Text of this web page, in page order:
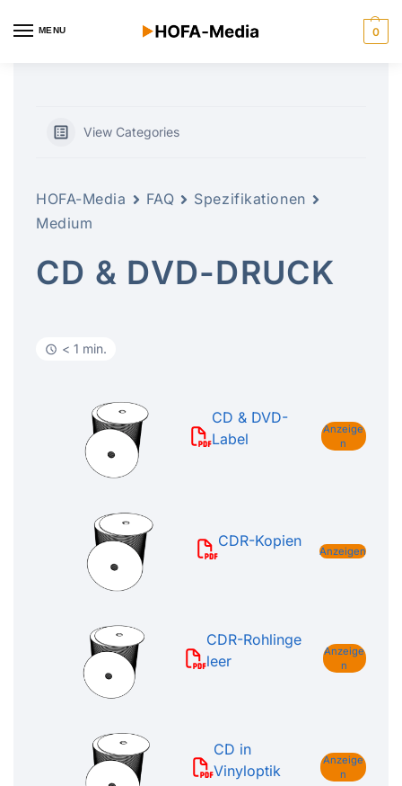
MENU 0
View Categories
HOFA-Media FAQ
Spezifikationen
Medium
CD & DVD-DRUCK
< 1 min.
CD & DVD-
Label
Anzeige
n
CDR-Kopien
Anzeigen
CDR-Rohlinge
leer
Anzeige
n
CD in
Vinyloptik
Anzeige
n